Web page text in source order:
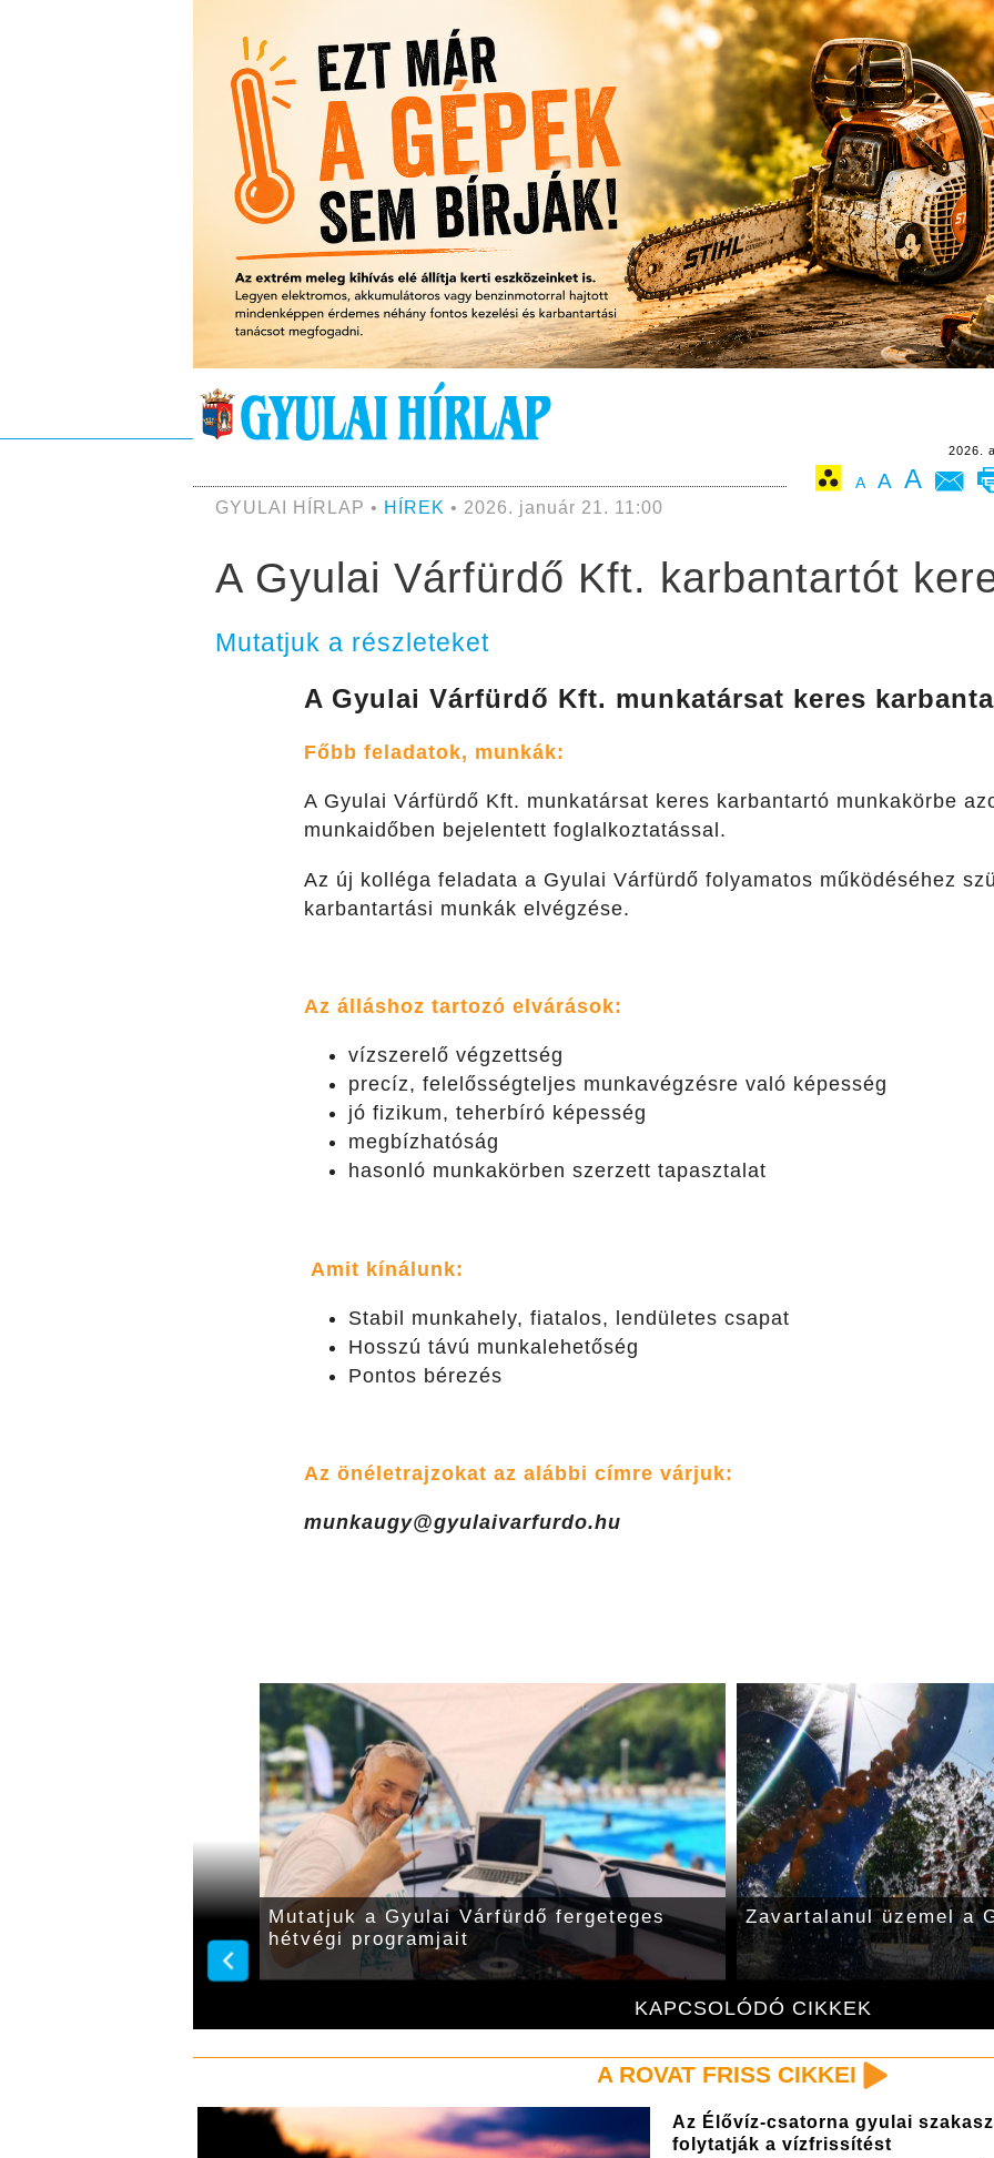
2026.
A A A
GYULAI HÍRLAP • HÍREK • 2026. január 21. 11:00
A Gyulai Várfürdő Kft. karbantartót
Mutatjuk a részleteket
A Gyulai Várfürdő Kft. munkatársat keres
Főbb feladatok, munkák:
A Gyulai Várfürdő Kft. munkatársat keres karbantartó munkakörbe
munkaidőben bejelentett foglalkoztatással.
Az új kolléga feladata a Gyulai Várfürdő folyamatos működéséhez
karbantartási munkák elvégzése.
Az álláshoz tartozó elvárások:
vízszerelő végzettség
precíz, felelősségteljes munkavégzésre való képesség
jó fizikum, teherbíró képesség
megbízhatóság
hasonló munkakörben szerzett tapasztalat
Amit kínálunk:
Stabil munkahely, fiatalos, lendületes csapat
Hosszú távú munkalehetőség
Pontos bérezés
Az önéletrajzokat az alábbi címre várjuk:
munkaugy@gyulaivarfurdo.hu
KAPCSOLÓDÓ CIKKEK
Mutatjuk a Gyulai Várfürdő fergeteges
hétvégi programjait
Zavartalanul üzemel a
A ROVAT FRISS CIKKEI
Az Élővíz-csatorna gyulai
folytatják a vízfrissítést